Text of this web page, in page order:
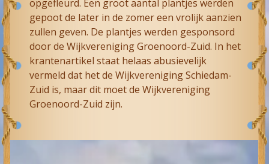
opgefleurd. Een groot aantal plantjes werden
gepoot de later in de zomer een vrolijk aanzien
zullen geven. De plantjes werden gesponsord
door de Wijkvereniging Groenoord-Zuid. In het
krantenartikel staat helaas abusievelijk
vermeld dat het de Wijkvereniging Schiedam-
Zuid is, maar dit moet de Wijkvereniging
Groenoord-Zuid zijn.